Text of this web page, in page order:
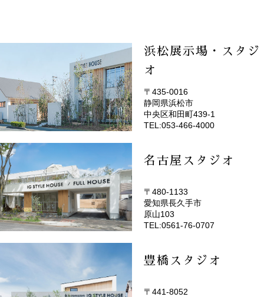
浜松展示場・スタジ
オ
(EMOTOP浜松)
〒435-0016
静岡県浜松市
中央区和田町439-1
TEL:053-466-4000
名古屋スタジオ
(EMOTOP名古屋)
〒480-1133
愛知県長久手市
原山103
TEL:0561-76-0707
豊橋スタジオ
〒441-8052